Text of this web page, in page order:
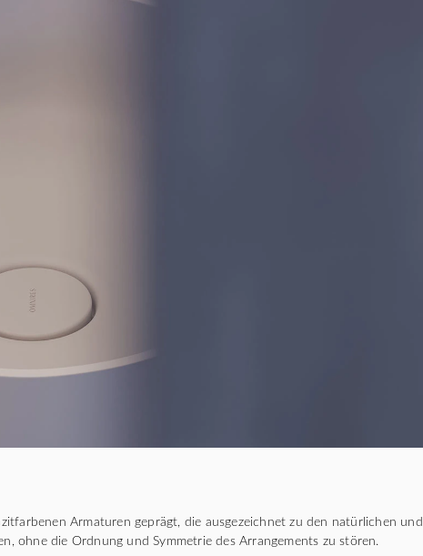
Armaturen geprägt, die ausgezeichnet zu den natürlichen und
ohne die Ordnung und Symmetrie des Arrangements zu stören.